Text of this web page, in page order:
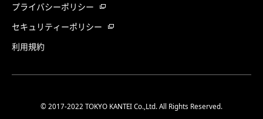
プライバシーポリシー
セキュリティーポリシー
利用規約
© 2017-2022 TOKYO KANTEI Co.,Ltd. All Rights Reserved.